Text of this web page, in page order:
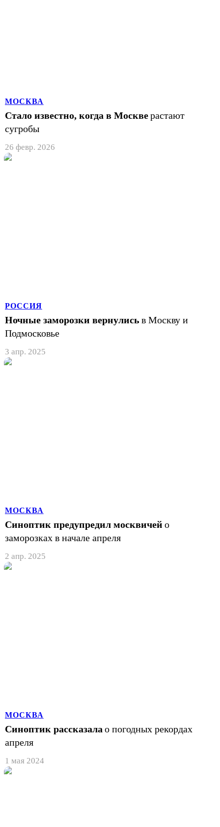
МОСКВА
Стало известно, когда в Москверастают
сугробы
26 февр. 2026
РОССИЯ
Ночные заморозки вернулись в Москву и
Подмосковье
3 апр. 2025
МОСКВА
Синоптик предупредил москвичей о
заморозках в начале апреля
2 апр. 2025
МОСКВА
Синоптик рассказала о погодных рекордах
апреля
1 мая 2024